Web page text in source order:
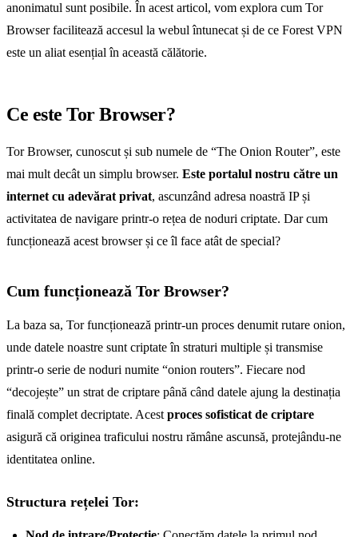
anonimatul sunt posibile. În acest articol, vom explora cum Tor
Browser facilitează accesul la webul întunecat și de ce Forest VPN
este un aliat esențial în această călătorie.
Ce este Tor Browser?
Tor Browser, cunoscut și sub numele de “The Onion Router”, este
mai mult decât un simplu browser. Este portalul nostru către un
internet cu adevărat privat, ascunzând adresa noastră IP și
activitatea de navigare printr-o rețea de noduri criptate. Dar cum
funcționează acest browser și ce îl face atât de special?
Cum funcționează Tor Browser?
La baza sa, Tor funcționează printr-un proces denumit rutare onion,
unde datele noastre sunt criptate în straturi multiple și transmise
printr-o serie de noduri numite “onion routers”. Fiecare nod
“decojește” un strat de criptare până când datele ajung la destinația
finală complet decriptate. Acestproces sofisticat de criptare
asigură că originea traficului nostru rămâne ascunsă, protejându-ne
identitatea online.
Structura rețelei Tor: